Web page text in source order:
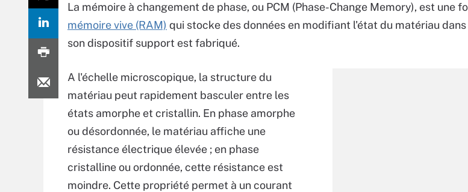
La mémoire à changement de phase, ou PCM (Phase-Change Memory), est une
mémoire vive (RAM) qui stocke des données en modifiant l'état du matériau
son dispositif support est fabriqué.
A l'échelle microscopique, la structure du
matériau peut rapidement basculer entre les
états amorphe et cristallin. En phase amorphe
ou désordonnée, le matériau affiche une
résistance électrique élevée ; en phase
cristalline ou ordonnée, cette résistance est
moindre. Cette propriété permet à un courant